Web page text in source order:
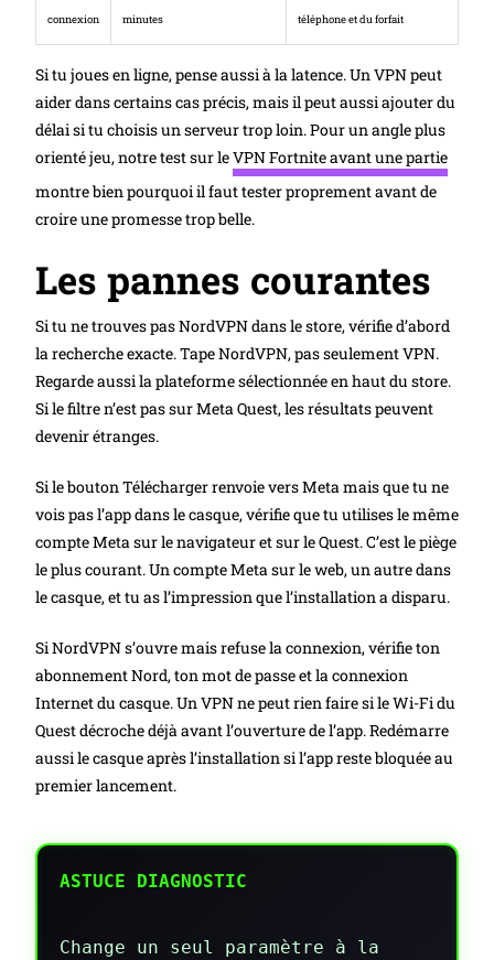
connexion
minutes
téléphone et du forfait
Si tu joues en ligne, pense aussi à la latence. Un VPN peut
aider dans certains cas précis, mais il peut aussi ajouter du
délai si tu choisis un serveur trop loin. Pour un angle plus
orienté jeu, notre test sur leVPN Fortnite avant une partie
montre bien pourquoi il faut tester proprement avant de
croire une promesse trop belle.
Les pannes courantes
Si tu ne trouves pas NordVPN dans le store, vérifie d’abord
la recherche exacte. Tape NordVPN, pas seulement VPN.
Regarde aussi la plateforme sélectionnée en haut du store.
Si le filtre n’est pas sur Meta Quest, les résultats peuvent
devenir étranges.
Si le bouton Télécharger renvoie vers Meta mais que tu ne
vois pas l’app dans le casque, vérifie que tu utilises le même
compte Meta sur le navigateur et sur le Quest. C’est le piège
le plus courant. Un compte Meta sur le web, un autre dans
le casque, et tu as l’impression que l’installation a disparu.
Si NordVPN s’ouvre mais refuse la connexion, vérifie ton
abonnement Nord, ton mot de passe et la connexion
Internet du casque. Un VPN ne peut rien faire si le Wi-Fi du
Quest décroche déjà avant l’ouverture de l’app. Redémarre
aussi le casque après l’installation si l’app reste bloquée au
premier lancement.
ASTUCE DIAGNOSTIC
Change un seul paramètre à la